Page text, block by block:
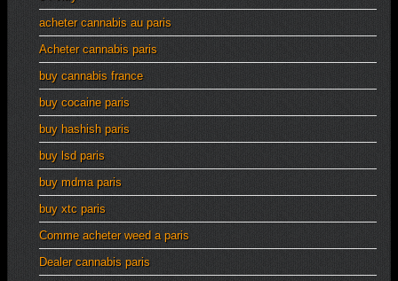
acheter cannabis au paris
Acheter cannabis paris
buy cannabis france
buy cocaine paris
buy hashish paris
buy lsd paris
buy mdma paris
buy xtc paris
Comme acheter weed a paris
Dealer cannabis paris